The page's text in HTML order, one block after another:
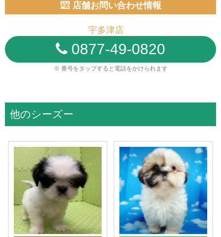
店舗お問い合わせ情報
宇多津店
0877-49-0820
※ 番号をタップすると電話をかけられます
他のシーズー